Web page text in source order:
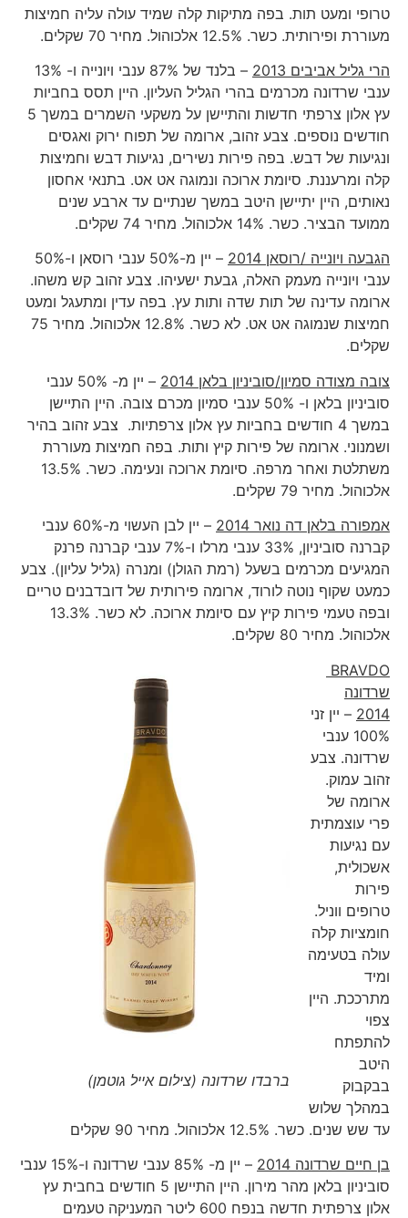
טרופי ומעט תות. בפה מתיקות קלה שמיד עולה עליה חמיצות
מעוררת ופירותית. כשר. 12.5% אלכוהול. מחיר 70 שקלים.
הרי גליל אביבים 2013
– בלנד של 87% ענבי ויונייה ו- 13%
ענבי שרדונה מכרמים בהרי הגליל העליון. היין תסס בחביות
עץ אלון צרפתי חדשות והתיישן על משקעי השמרים במשך 5
חודשים נוספים. צבע זהוב, ארומה של תפוח ירוק ואגסים
ונגיעות של דבש. בפה פירות נשירים, נגיעות דבש וחמיצות
קלה ומרעננת. סיומת ארוכה ונמוגה אט אט. בתנאי אחסון
נאותים, היין יתיישן היטב במשך שנתיים עד ארבע שנים
ממועד הבציר. כשר. 14% אלכוהול. מחיר 74 שקלים.
הגבעה ויונייה /רוסאן 2014
– יין מ-50% ענבי רוסאן ו-50%
ענבי ויונייה מעמק האלה, גבעת ישעיהו. צבע זהוב קש משהו.
ארומה עדינה של תות שדה ותות עץ. בפה עדין ומתעגל ומעט
חמיצות שנמוגה אט אט. לא כשר. 12.8% אלכוהול. מחיר 75
שקלים.
צובה מצודה סמיון/סוביניון בלאן 2014
– יין מ- 50% ענבי
סוביניון בלאן ו- 50% ענבי סמיון מכרם צובה. היין התיישן
במשך 4 חודשים בחביות עץ אלון צרפתיות. צבע זהוב בהיר
ושמנוני. ארומה של פירות קיץ ותות. בפה חמיצות מעוררת
משתלטת ואחר מרפה. סיומת ארוכה ונעימה. כשר. 13.5%
אלכוהול. מחיר 79 שקלים.
אמפורה בלאן דה נואר2014
– יין לבן העשוי מ-60% ענבי
קברנה סוביניון, 33% ענבי מרלו ו-7% ענבי קברנה פרנק
המגיעים מכרמים בשעל (רמת הגולן) ומנרה (גליל עליון). צבע
כמעט שקוף נוטה לורוד, ארומה פירותית של דובדבנים טריים
ובפה טעמי פירות קיץ עם סיומת ארוכה. לא כשר. 13.3%
אלכוהול. מחיר 80 שקלים.
ברבדו שרדונה (צילום אייל גוטמן)
BRAVDO
שרדונה
2014– יין זני
100% ענבי
שרדונה. צבע
זהוב עמוק.
ארומה של
פרי עוצמתית
עם נגיעות
אשכולית,
פירות
טרופים ווניל.
חומציות קלה
עולה בטעימה
ומיד
מתרככת. היין
צפוי
להתפתח
היטב
בבקבוק
במהלך שלוש
עד שש שנים. כשר. 12.5% אלכוהול. מחיר 90 שקלים
בן חיים שרדונה 2014
– יין מ- 85% ענבי שרדונה ו-15% ענבי
סוביניון בלאן מהר מירון. היין התיישן 5 חודשים בחבית עץ
אלון צרפתית חדשה בנפח 600 ליטר המעניקה טעמים